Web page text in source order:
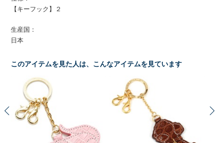
【キーフック】２
生産国：
日本
このアイテムを見た人は、こんなアイテムを見ています